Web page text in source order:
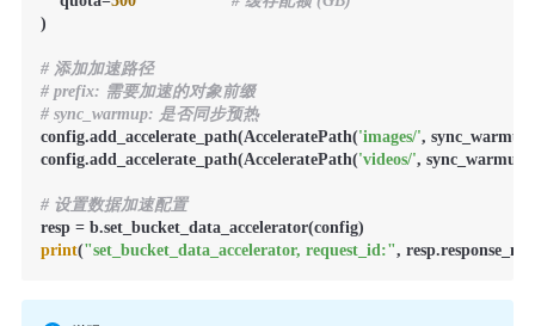
)
# 添加加速路径
# prefix: 需要加速的对象前缀
# sync_warmup: 是否同步预热
config.add_accelerate_path(AcceleratePath('images/',
config.add_accelerate_path(AcceleratePath('videos/', sync_warmup=
# 设置数据加速配置
print("set_bucket_data_accelerator, request_id:",